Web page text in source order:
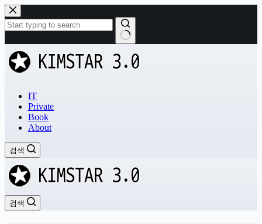
본
문
으
로
건
너
과
없
IT
Private
Book
About
검색
검색